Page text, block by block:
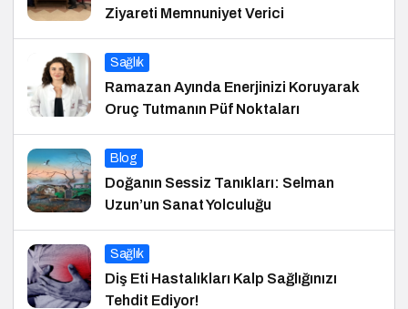
Ziyareti Memnuniyet Verici
Sağlık
Ramazan Ayında Enerjinizi Koruyarak
Oruç Tutmanın Püf Noktaları
Blog
Doğanın Sessiz Tanıkları: Selman
Uzun’un Sanat Yolculuğu
Sağlık
Diş Eti Hastalıkları Kalp Sağlığınızı
Tehdit Ediyor!